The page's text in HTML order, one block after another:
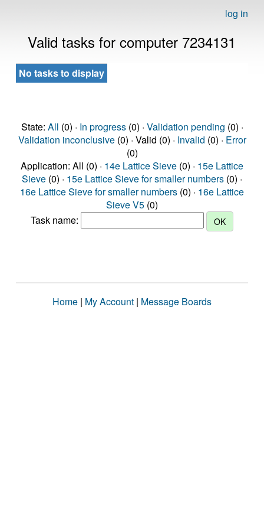
log in
Valid tasks for computer 7234131
No tasks to display
State: All (0) · In progress(0) · Validation pending (0) ·
Validation inconclusive(0) · Valid (0) · Invalid (0) · Error
(0)
Application: All (0) · 14e Lattice Sieve (0) · 15e Lattice
Sieve (0) · 15e Lattice Sieve for smaller numbers (0) ·
16e Lattice Sieve for smaller numbers (0) · 16e Lattice
Sieve V5 (0)
Task name:
Home | My Account | Message Boards